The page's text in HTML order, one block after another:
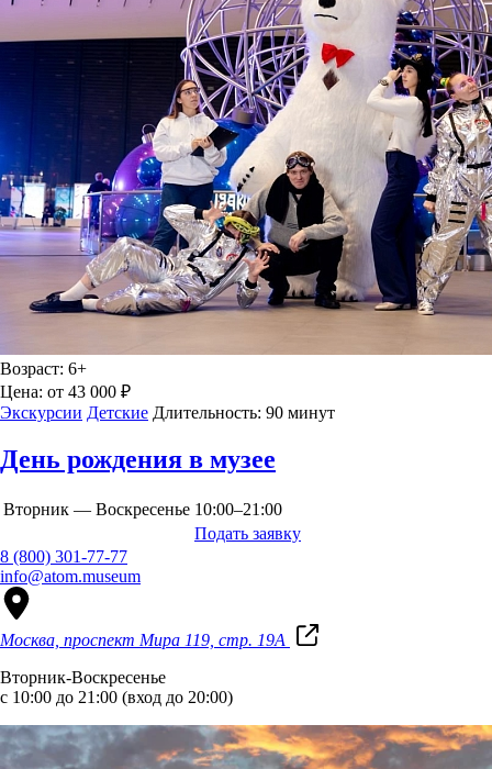
Возраст: 6+
Цена: от 43 000 ₽
Экскурсии Детские Длительность: 90 минут
День рождения в музее
Вторник — Воскресенье 10:00–21:00
Подать заявку
8 (800) 301-77-77
info@atom.museum
Москва, проспект Мира 119, стр. 19А
Вторник-Воскресенье
с 10:00 до 21:00 (вход до 20:00)